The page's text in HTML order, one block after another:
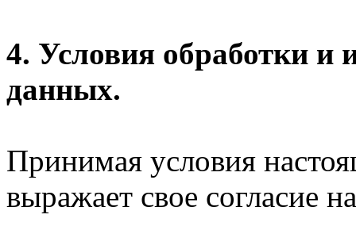
4. Условия обработки и
данных.
Принимая условия
выражает свое согласие